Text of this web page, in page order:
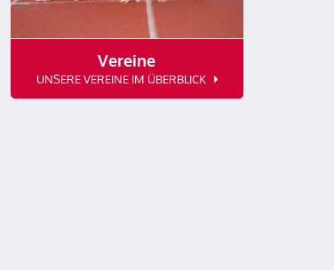
Vereine
UNSERE VEREINE IM ÜBERBLICK